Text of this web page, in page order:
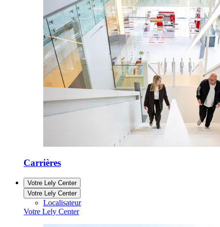
Carrières
Votre Lely Center
Votre Lely Center
Localisateur
Votre Lely Center